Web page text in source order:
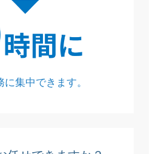
に集中できます。